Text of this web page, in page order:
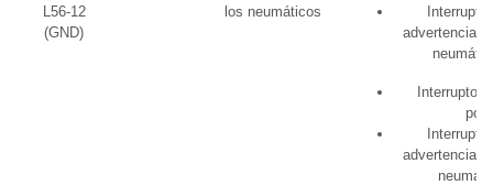
L56-12
(GND)
los neumáticos
advertencia
Interruptor
advertencia